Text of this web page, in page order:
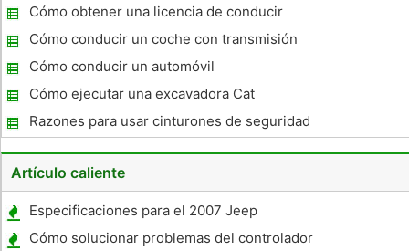
aprendizaje
Cómo obtener una licencia de conducir
comercial en Milwaukee
Cómo conducir un coche con transmisión
manual o palanca de cambios
Cómo conducir un automóvil
Cómo ejecutar una excavadora Cat
Razones para usar cinturones de seguridad
Artículo caliente
Especificaciones para el 2007 Jeep
Wrangler Unlimited
Cómo solucionar problemas del controlador